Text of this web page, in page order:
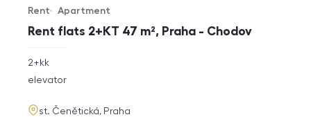
Rent flats 2+KT 47 m², Praha - Chodov
Offer type
Rent
Property type
Apartment
rozměry
disposition
2+kk
funkce
elevator
adresa
st. Čenětická, Praha